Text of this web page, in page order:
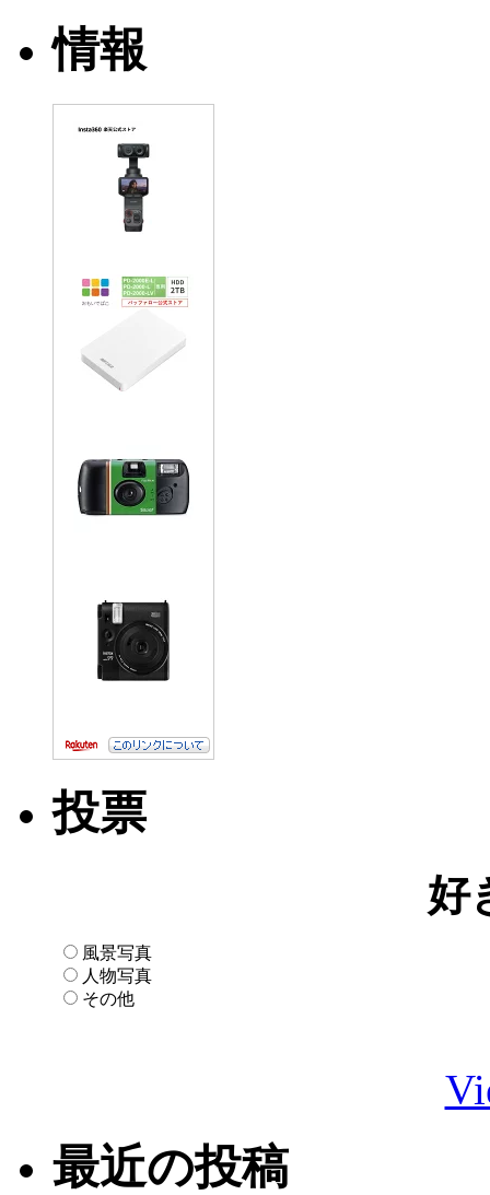
情報
投票
好
風景写真
人物写真
その他
最近の投稿